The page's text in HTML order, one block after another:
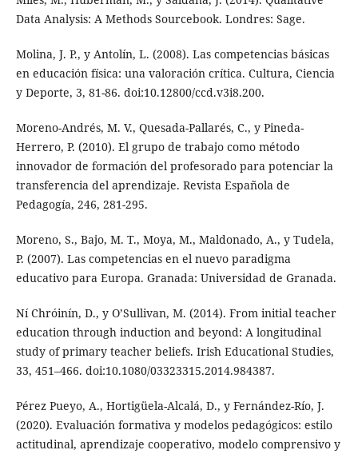
Data Analysis: A Methods Sourcebook. Londres: Sage.
Molina, J. P., y Antolín, L. (2008). Las competencias básicas
en educación física: una valoración crítica. Cultura, Ciencia
y Deporte, 3, 81-86. doi:10.12800/ccd.v3i8.200.
Moreno-Andrés, M. V., Quesada-Pallarés, C., y Pineda-
Herrero, P. (2010). El grupo de trabajo como método
innovador de formación del profesorado para potenciar la
transferencia del aprendizaje. Revista Española de
Pedagogía, 246, 281-295.
Moreno, S., Bajo, M. T., Moya, M., Maldonado, A., y Tudela,
P. (2007). Las competencias en el nuevo paradigma
educativo para Europa. Granada: Universidad de Granada.
Ní Chróinín, D., y O’Sullivan, M. (2014). From initial teacher
education through induction and beyond: A longitudinal
study of primary teacher beliefs. Irish Educational Studies,
33, 451–466. doi:10.1080/03323315.2014.984387.
Pérez Pueyo, A., Hortigüela-Alcalá, D., y Fernández-Río, J.
(2020). Evaluación formativa y modelos pedagógicos: estilo
actitudinal, aprendizaje cooperativo, modelo comprensivo y